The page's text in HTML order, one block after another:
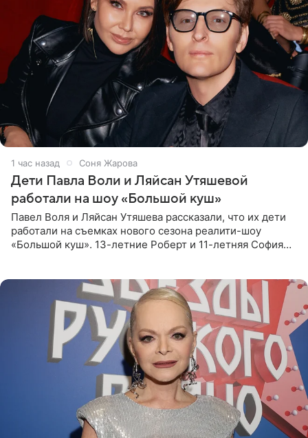
1 час назад Соня Жарова
Дети Павла Воли и Ляйсан Утяшевой
работали на шоу «Большой куш»
Павел Воля и Ляйсан Утяшева рассказали, что их дети
работали на съемках нового сезона реалити-шоу
«Большой куш». 13-летние Роберт и 11-летняя София